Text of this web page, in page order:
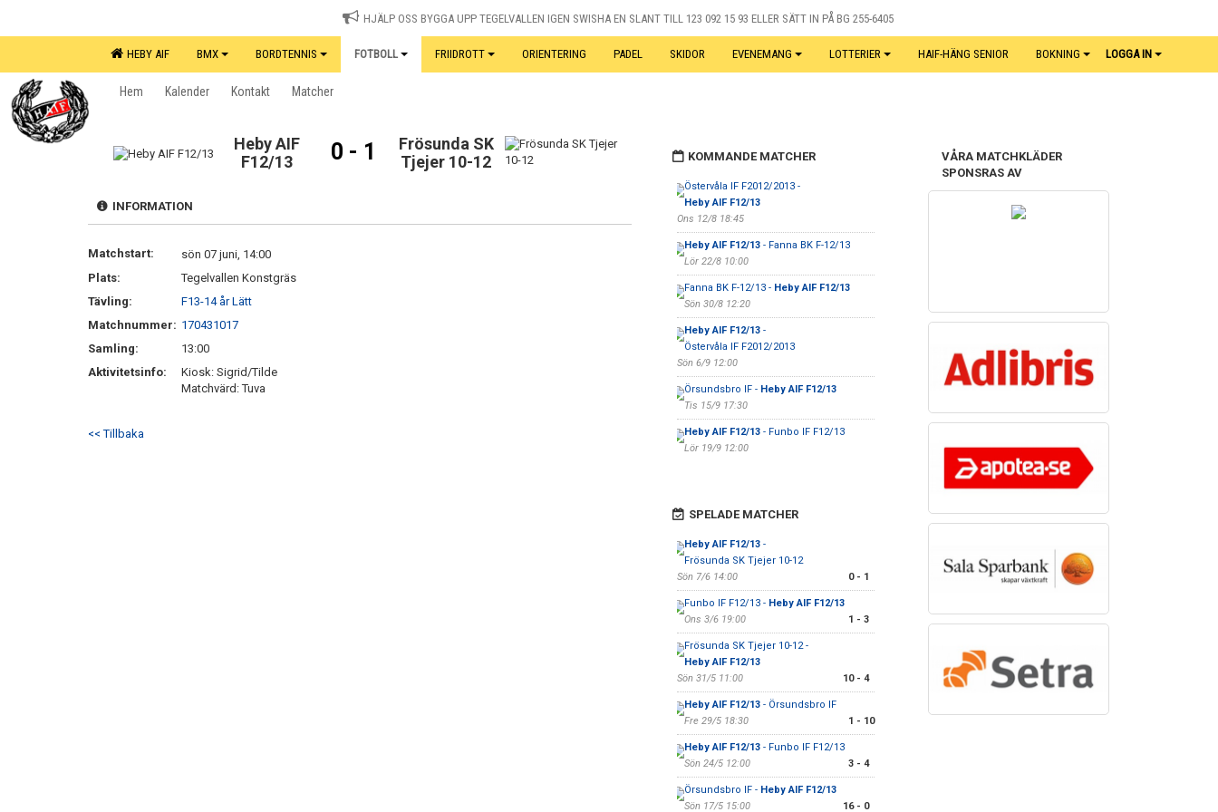
HJÄLP OSS BYGGA UPP TEGELVALLEN IGEN SWISHA EN SLANT TILL 123 092 15 93 ELLER SÄTT IN PÅ BG 255-6405
HEBY AIF BMX BORDTENNIS FOTBOLL FRIIDROTT ORIENTERING PADEL SKIDOR EVENEMANG LOTTERIER HAIF-HÄNG SENIOR BOKNING LOGGA IN
Hem Kalender Kontakt Matcher
Heby AIF
F12/13
0 - 1
Frösunda SK
Tjejer 10-12
INFORMATION
Matchstart:
sön 07 juni, 14:00
Plats:
Tegelvallen Konstgräs
Tävling:
F13-14 år Lätt
Matchnummer: 170431017
Samling:
13:00
Aktivitetsinfo:
Kiosk: Sigrid/Tilde
Matchvärd: Tuva
<< Tillbaka
KOMMANDE MATCHER
Östervåla IF F2012/2013 -
Heby AIF F12/13
Ons 12/8 18:45
Heby AIF F12/13- Fanna BK F-12/13
Lör 22/8 10:00
Fanna BK F-12/13 - Heby AIF F12/13
Sön 30/8 12:20
Heby AIF F12/13-
Östervåla IF F2012/2013
Sön 6/9 12:00
Örsundsbro IF - Heby AIF F12/13
Tis 15/9 17:30
Heby AIF F12/13- Funbo IF F12/13
Lör 19/9 12:00
SPELADE MATCHER
Heby AIF F12/13-
Frösunda SK Tjejer 10-12
Sön 7/6 14:00
0 - 1
Funbo IF F12/13 - Heby AIF F12/13
Ons 3/6 19:00
1 - 3
Frösunda SK Tjejer 10-12 -
Heby AIF F12/13
Sön 31/5 11:00
10 - 4
Heby AIF F12/13- Örsundsbro IF
Fre 29/5 18:30
1 - 10
Heby AIF F12/13- Funbo IF F12/13
Sön 24/5 12:00
3 - 4
Örsundsbro IF - Heby AIF F12/13
Sön 17/5 15:00
16 - 0
VÅRA MATCHKLÄDER
SPONSRAS AV